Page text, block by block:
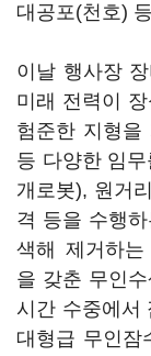
대공포(천호)
이날 행사장
미래 전력이
험준한 지형을
등 다양한 임
개로봇), 원거
격 등을 수행
색해 제거하는
을 갖춘 무인
시간 수중에서
대형급 무인잠